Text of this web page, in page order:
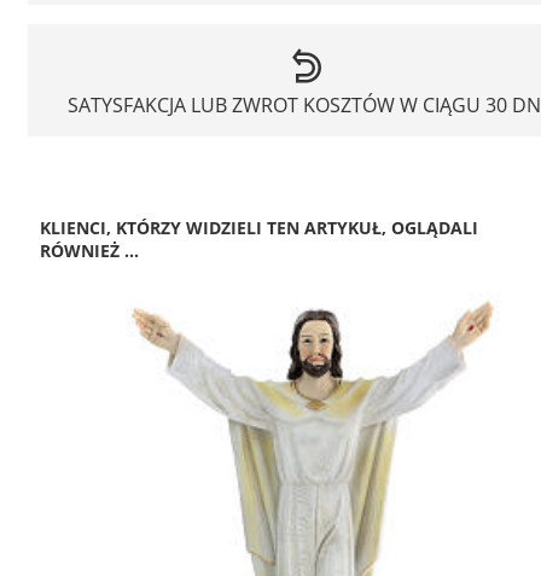
SATYSFAKCJA LUB ZWROT KOSZTÓW W CIĄGU 30
KLIENCI, KTÓRZY WIDZIELI TEN ARTYKUŁ, OGLĄDALI
RÓWNIEŻ ...